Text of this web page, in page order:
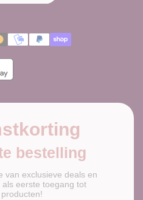
bestelling
van exclusieve deals en
eerste toegang tot